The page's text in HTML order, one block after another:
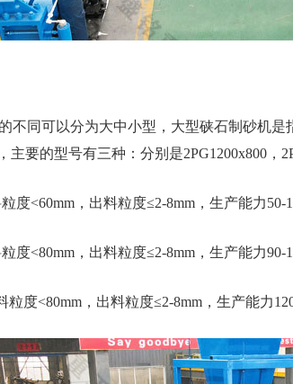
不同可以分为大中小型，大型硖石制砂机
主要的型号有三种：分别是2PG1200x800，
度<60mm，出料粒度≤2-8mm，生产能力50-
度<80mm，出料粒度≤2-8mm，生产能力90-
粒度<80mm，出料粒度≤2-8mm，生产能力